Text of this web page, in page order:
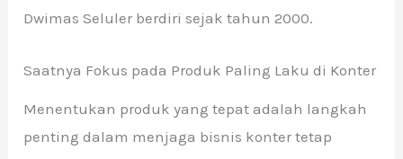
Dwimas Seluler berdiri sejak tahun 2000.
Saatnya Fokus pada Produk Paling Laku di Konter
Menentukan produk yang tepat adalah langkah
penting dalam menjaga bisnis konter tetap